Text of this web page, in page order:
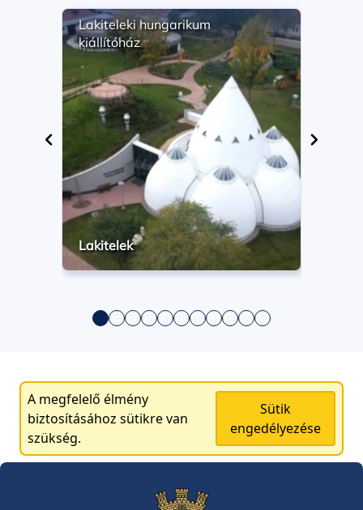
Lakiteleki hungarikum
kiállítóház
Lakitelek
A megfelelő élmény
biztosításához sütikre van
szükség.
Sütik
engedélyezése